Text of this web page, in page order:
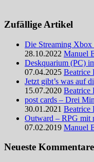
Zufällige Artikel
Die Streaming Xbox
28.10.2022 Manuel
Deskquarium (PC)
07.04.2025 Beatrice
Jetzt gibt’s was auf
15.07.2020 Beatrice
post cards – Drei
30.01.2021 Beatrice
Outward – RPG mit
07.02.2019 Manuel
Neueste Kommentare